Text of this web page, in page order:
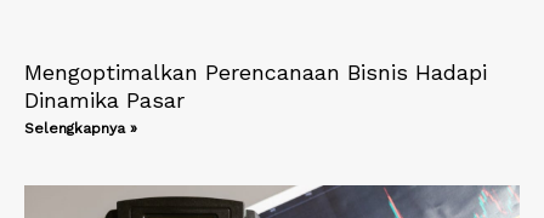
Mengoptimalkan Perencanaan Bisnis Hadapi
Dinamika Pasar
Selengkapnya »